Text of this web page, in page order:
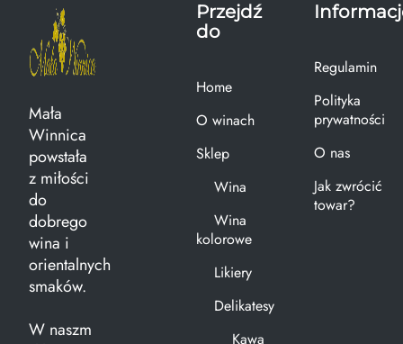
Mała
Winnica
powstała
z miłości
do
dobrego
wina i
orientalnych
smaków.
W naszm
Przejdź
do
Home
O winach
Sklep
Wina
Wina
kolorowe
Likiery
Delikatesy
Kawa
Regulamin
Polityka
prywatności
O nas
Jak zwrócić
towar?